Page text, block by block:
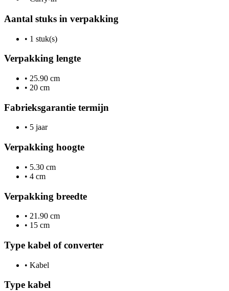
Aantal stuks in verpakking
• 1 stuk(s)
Verpakking lengte
• 25.90 cm
• 20 cm
Fabrieksgarantie termijn
• 5 jaar
Verpakking hoogte
• 5.30 cm
• 4 cm
Verpakking breedte
• 21.90 cm
• 15 cm
Type kabel of converter
• Kabel
Type kabel